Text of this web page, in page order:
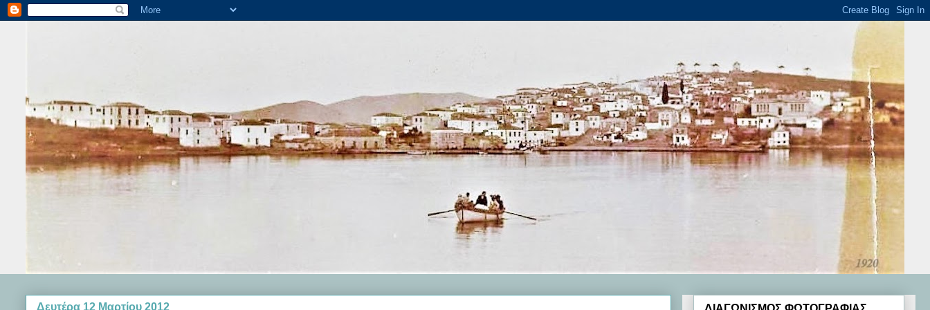
Δευτέρα 12 Μαρτίου 2012